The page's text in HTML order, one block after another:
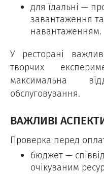
для їдальні —
завантаження та
навантаженням.
У ресторані
творчих
максимальна
обслуговування.
ВАЖЛИВІ
Проверка перед
бюджет —
очікуваним